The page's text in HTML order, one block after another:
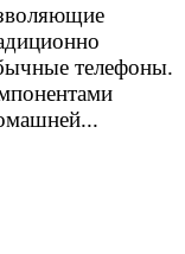
телефоны.